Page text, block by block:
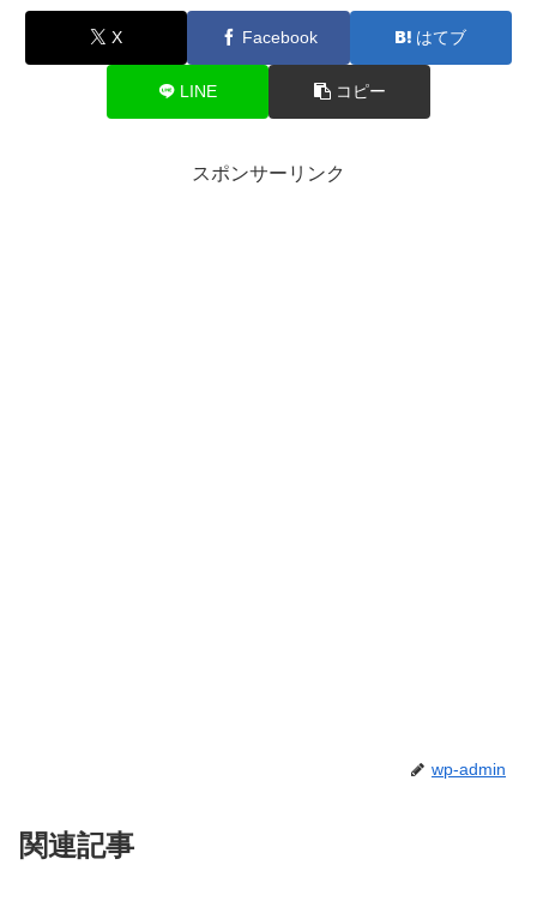
X Facebook はてブ
LINE コピー
スポンサーリンク
wp-admin
関連記事